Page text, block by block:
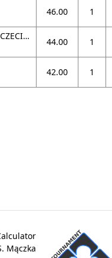
46.00 1
AZS UNIWERSYTET SZCZECIŃSKI II
44.00 1
42.00 1
Mączka